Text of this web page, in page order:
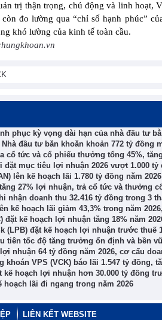
trị thận trọng, chủ động và linh hoạt,
đo lường qua “chỉ số hạnh phúc”
khó lường của kinh tế toàn cầu.
phục kỳ vọng dài hạn của nhà đầu tư
Nhà đầu tư băn khoăn khoản 772 tỷ đồng
cổ tức và cổ phiếu thưởng tổng 45%,
đặt mục tiêu lợi nhuận 2026 vượt 1.000
lên kế hoạch lãi 1.780 tỷ đồng năm
27% lợi nhuận, trả cổ tức và thưởng
nhận doanh thu 32.416 tỷ đồng trong 3
kế hoạch lãi giảm 43,3% trong năm
đặt kế hoạch lợi nhuận tăng 18% năm
(LPB) đặt kế hoạch lợi nhuận trước
tiên tốc độ tăng trưởng ổn định và bền
lợi nhuận 64 tỷ đồng năm 2026, cơ cấu
khoán VPS (VCK) báo lãi 1.547 tỷ đồng,
kế hoạch lợi nhuận hơn 30.000 tỷ đồng
hoạch lãi đi ngang trong năm 2026
LIÊN KẾT WEBSITE